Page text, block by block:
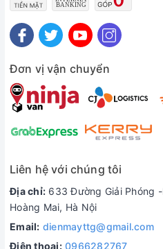
Đơn vị vận chuyển
Liên hệ với chúng tôi
Địa chỉ: 633 Đường Giải Phóng
Hoàng Mai, Hà Nội
Email: dienmayttg@gmail.com
Điện thoại: 0966282767